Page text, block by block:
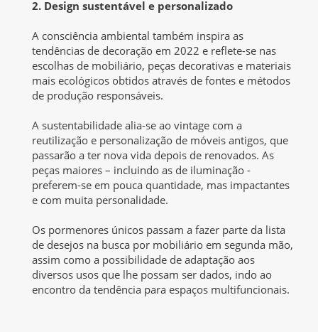
2. Design sustentável e personalizado
A consciência ambiental também inspira as
tendências de decoração em 2022 e reflete-se nas
escolhas de mobiliário, peças decorativas e materiais
mais ecológicos obtidos através de fontes e métodos
de produção responsáveis.
A sustentabilidade alia-se ao vintage com a
reutilização e personalização de móveis antigos, que
passarão a ter nova vida depois de renovados. As
peças maiores – incluindo as de iluminação -
preferem-se em pouca quantidade, mas impactantes
e com muita personalidade.
Os pormenores únicos passam a fazer parte da lista
de desejos na busca por mobiliário em segunda mão,
assim como a possibilidade de adaptação aos
diversos usos que lhe possam ser dados, indo ao
encontro da tendência para espaços multifuncionais.